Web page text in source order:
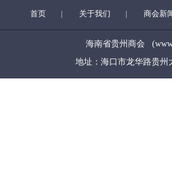
首页 关于我们 商会新
海南省贵州商会
地址：海口市龙华路贵州